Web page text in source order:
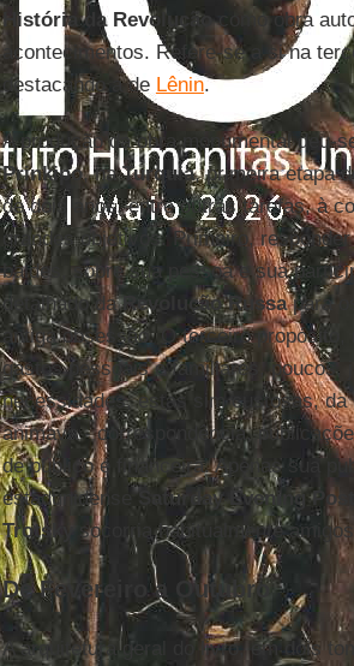
História da Revoluçãocomo obra
acontecimentos. Refere-se a si na
destacando a de Lênin.
A produção da obra monumental deu-
Prinkipo, naTurquia, primeira etapa
de dois anos, entre outras tarefas, à
grandes objetivos. Primeiro,
baldes, sobre sua pessoa e sua
detalhado daRevolução Russapara
antiga obsessão. O terceiro
gastos pessoais e familiares, poucos,
necessidades, estas sim custosas, da
animava - correspondência,
de público e financeira. Apenas sua
estadunidenseSaturday Evening Post
Trotskysocorria habitualmente
De Fevereiro a Outubro
A arquitetura geral do livro, em dois